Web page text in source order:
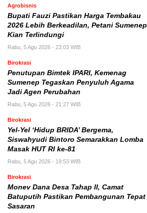
Agrobisnis
Bupati Fauzi Pastikan Harga Tembakau
2026 Lebih Berkeadilan, Petani Sumenep
Kian Terlindungi
Rabu, 5 Agu 2026 - 23:03 WIB
Birokrasi
Penutupan Bimtek IPARI, Kemenag
Sumenep Tegaskan Penyuluh Agama
Jadi Agen Perubahan
Rabu, 5 Agu 2026 - 21:27 WIB
Birokrasi
Yel-Yel ‘Hidup BRIDA’ Bergema,
Siswahyudi Bintoro Semarakkan Lomba
Masak HUT RI ke-81
Rabu, 5 Agu 2026 - 19:53 WIB
Birokrasi
Monev Dana Desa Tahap II, Camat
Batuputih Pastikan Pembangunan Tepat
Sasaran